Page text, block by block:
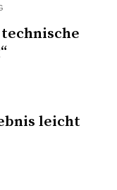
leicht